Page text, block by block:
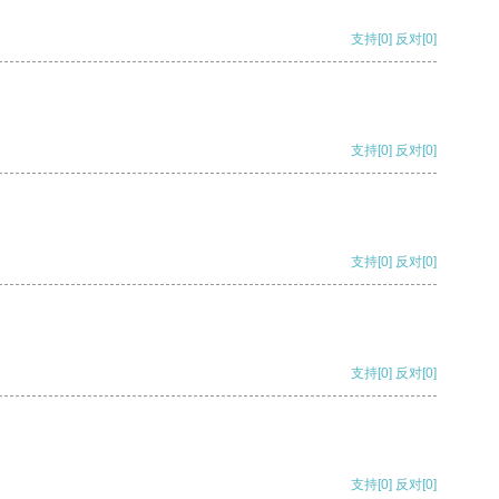
支持[0] 反对[0]
支持[0] 反对[0]
支持[0] 反对[0]
支持[0] 反对[0]
支持[0] 反对[0]